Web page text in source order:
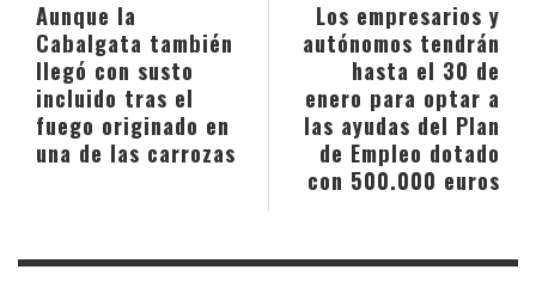
Los empresarios y
autónomos tendrán
hasta el 30 de
enero para optar a
las ayudas del Plan
de Empleo dotado
con 500.000 euros
Aunque la
Cabalgata también
llegó con susto
incluido tras el
fuego originado en
una de las carrozas